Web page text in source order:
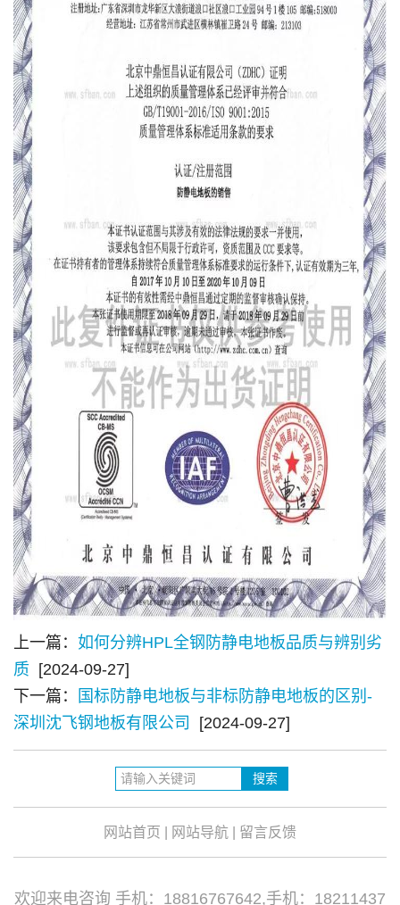
上一篇： 如何分辨HPL全钢防静电地板品质与辨别劣
质
[2024-09-27]
下一篇：
国标防静电地板与非标防静电地板的区别-
深圳沈飞钢地板有限公司
[2024-09-27]
网站首页 网站导航 留言反馈
欢迎来电咨询 手机：18816767642,手机：18211437